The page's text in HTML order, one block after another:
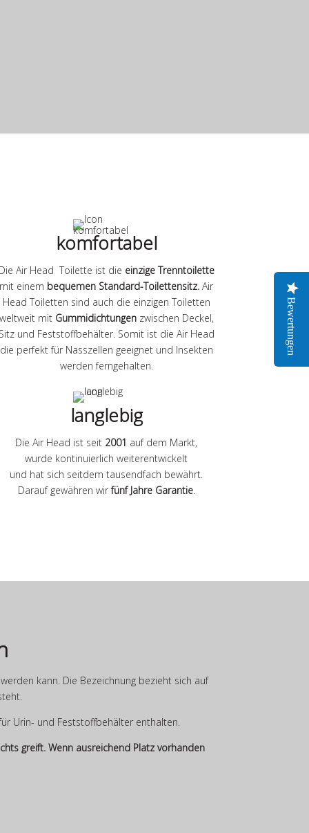
komfortabel
Die Air Head Toilette ist die einzige Trenntoilette
mit einem bequemen Standard-Toilettensitz. Air
Head Toiletten sind auch die einzigen Toiletten
weltweit mit Gummidichtungenzwischen Deckel,
Sitz und Feststoffbehälter. Somit ist die Air Head
die perfekt für Nasszellen geeignet und Insekten
werden ferngehalten.
langlebig
Die Air Head ist seit 2001 auf dem Markt,
wurde kontinuierlich weiterentwickelt
und hat sich seitdem tausendfach bewährt.
Darauf gewähren wirfünf Jahre Garantie.
kann. Die Bezeichnung bezieht sich auf
Urin- und Feststoffbehälter enthalten.
greift. Wenn ausreichend Platz vorhanden
Bewertungen